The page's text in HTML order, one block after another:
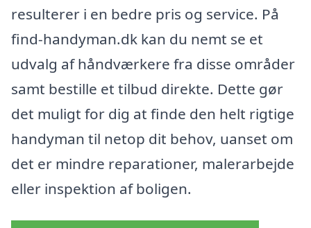
resulterer i en bedre pris og service. På
find-handyman.dk kan du nemt se et
udvalg af håndværkere fra disse områder
samt bestille et tilbud direkte. Dette gør
det muligt for dig at finde den helt rigtige
handyman til netop dit behov, uanset om
det er mindre reparationer, malerarbejde
eller inspektion af boligen.